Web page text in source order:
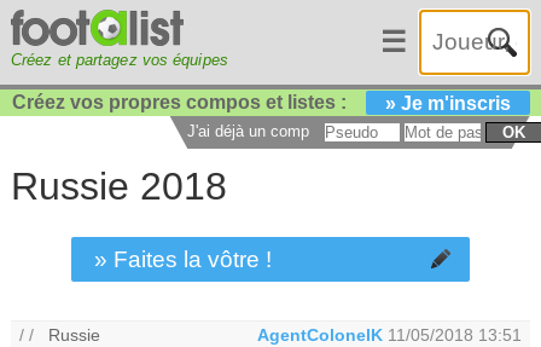
Créez et partagez vos équipes
☰
Créez vos propres compos et listes : » Je m'inscris
J'ai déjà un compte : OK
Russie 2018
» Faites la vôtre !
/ / Russie AgentColonelK 11/05/2018 13:51